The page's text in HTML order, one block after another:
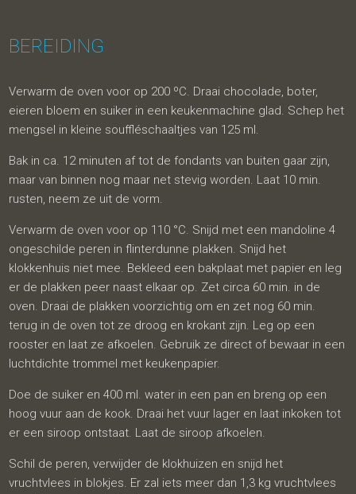
BEREIDING
Verwarm de oven voor op 200 ºC. Draai chocolade, boter,
eieren bloem en suiker in een keukenmachine glad. Schep het
mengsel in kleine souffléschaaltjes van 125 ml.
Bak in ca. 12 minuten af tot de fondants van buiten gaar zijn,
maar van binnen nog maar net stevig worden. Laat 10 min.
rusten, neem ze uit de vorm.
Verwarm de oven voor op 110 °C. Snijd met een mandoline 4
ongeschilde peren in flinterdunne plakken. Snijd het
klokkenhuis niet mee. Bekleed een bakplaat met papier en leg
er de plakken peer naast elkaar op. Zet circa 60 min. in de
oven. Draai de plakken voorzichtig om en zet nog 60 min.
terug in de oven tot ze droog en krokant zijn. Leg op een
rooster en laat ze afkoelen. Gebruik ze direct of bewaar in een
luchtdichte trommel met keukenpapier.
Doe de suiker en 400 ml. water in een pan en breng op een
hoog vuur aan de kook. Draai het vuur lager en laat inkoken tot
er een siroop ontstaat. Laat de siroop afkoelen.
Schil de peren, verwijder de klokhuizen en snijd het
vruchtvlees in blokjes. Er zal iets meer dan 1,3 kg vruchtvlees